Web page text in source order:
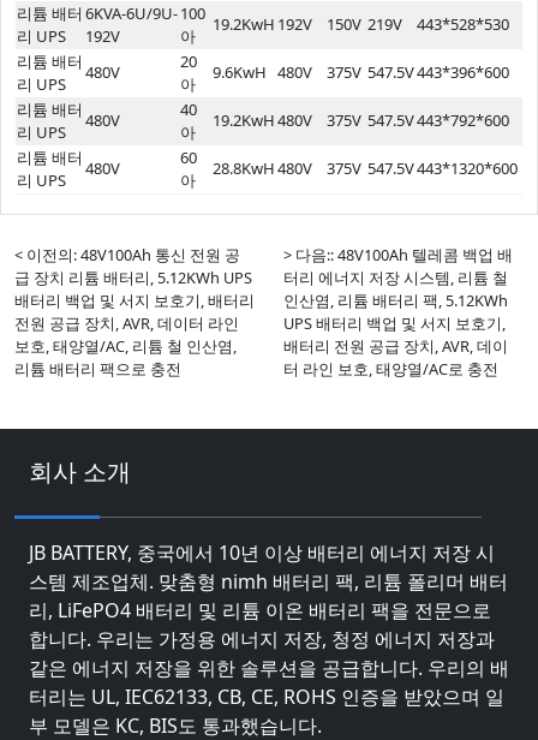
리튬 배터
리 UPS
6KVA-6U/9U-
192V
100
아
19.2KwH 192V 150V 219V
443*528*530
리튬 배터
리 UPS
480V
20
아
9.6KwH 480V 375V 547.5V443*396*600
리튬 배터
리 UPS
480V
40
아
19.2KwH480V 375V 547.5V443*792*600
리튬 배터
리 UPS
480V
60
아
28.8KwH480V 375V 547.5V443*1320*600
< 이전의: 48V100Ah 통신 전원 공
급 장치 리튬 배터리, 5.12KWh UPS
배터리 백업 및 서지 보호기, 배터리
전원 공급 장치, AVR, 데이터 라인
보호, 태양열/AC, 리튬 철 인산염,
리튬 배터리 팩으로 충전
> 다음:: 48V100Ah 텔레콤 백업 배
터리 에너지 저장 시스템, 리튬 철
인산염, 리튬 배터리 팩, 5.12KWh
UPS 배터리 백업 및 서지 보호기,
배터리 전원 공급 장치, AVR, 데이
터 라인 보호, 태양열/AC로 충전
회사 소개
JB BATTERY, 중국에서 10년 이상 배터리 에너지 저장 시
스템 제조업체. 맞춤형 nimh 배터리 팩, 리튬 폴리머 배터
리, LiFePO4 배터리 및 리튬 이온 배터리 팩을 전문으로
합니다. 우리는 가정용 에너지 저장, 청정 에너지 저장과
같은 에너지 저장을 위한 솔루션을 공급합니다. 우리의 배
터리는 UL, IEC62133, CB, CE, ROHS 인증을 받았으며 일
부 모델은 KC, BIS도 통과했습니다.